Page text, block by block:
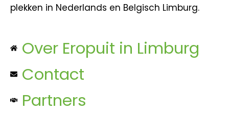
plekken in Nederlands en Belgisch Limburg.
Over Eropuit in Limburg
Contact
Partners